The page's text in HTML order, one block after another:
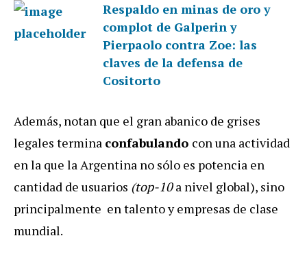
Respaldo en minas de oro y
complot de Galperin y
Pierpaolo contra Zoe: las
claves de la defensa de
Cositorto
Además, notan que el gran abanico de grises
legales termina confabulando con una actividad
en la que la Argentina no sólo es potencia en
cantidad de usuarios (top-10a nivel global), sino
principalmente en talento y empresas de clase
mundial.